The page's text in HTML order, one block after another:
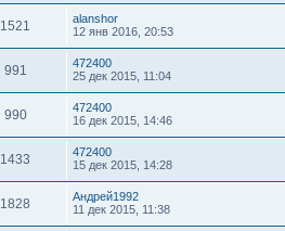
1521
alanshor
12 янв 2016, 20:53
991
472400
25 дек 2015, 11:04
990
472400
16 дек 2015, 14:46
1433
472400
15 дек 2015, 14:28
1828
Андрей1992
11 дек 2015, 11:38